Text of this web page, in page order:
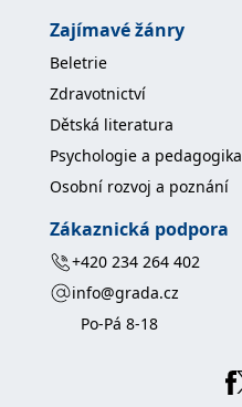
Zajímavé žánry
Beletrie
Zdravotnictví
Dětská literatura
Psychologie a pedagogika
Osobní rozvoj a poznání
Zákaznická podpora
+420 234 264 402
info@grada.cz
Po-Pá 8-18